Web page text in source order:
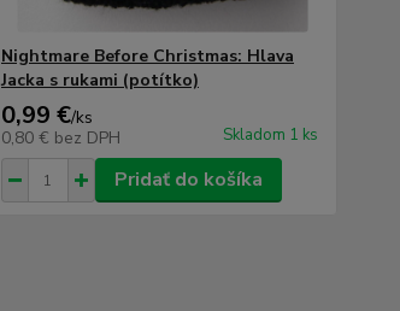
Nightmare Before Christmas: Hlava
Jacka s rukami (potítko)
0,99 €/ks
0,80 € bez DPH Skladom 1 ks
Pridať do košíka